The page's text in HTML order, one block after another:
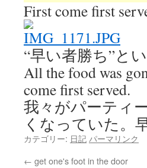
First come first
“早い者勝ち”と
All the food was
come first served.
我々がパーティ
くなっていた。
カテゴリー: 日記 パーマリンク
← get one's foot in the door